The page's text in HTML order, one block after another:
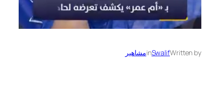
Written by
Swalif
inمشاهير